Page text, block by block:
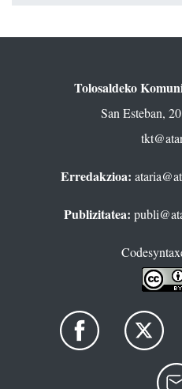
Tolosaldeko
San Esteban,
Erredakzioa:
Publizitatea: